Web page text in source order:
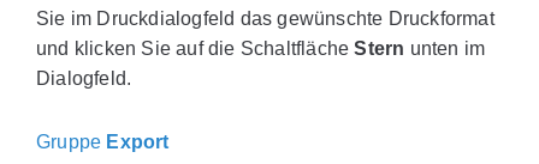
Sie im Druckdialogfeld das gewünschte Druckformat
und klicken Sie auf die SchaltflächeStern unten im
Dialogfeld.
Gruppe Export